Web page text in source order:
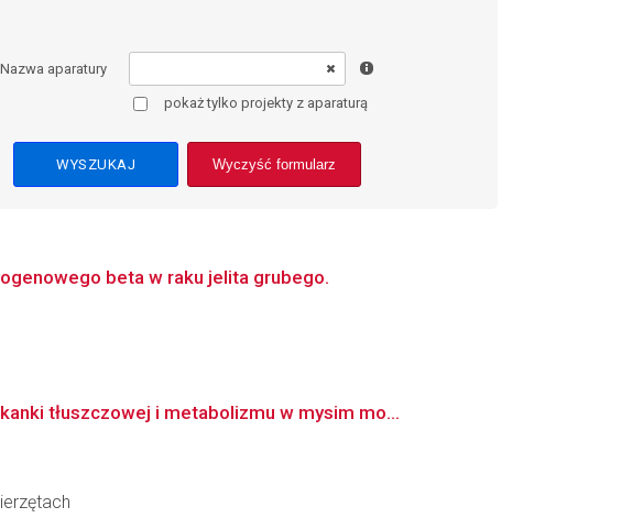
Nazwa aparatury
pokaż tylko projekty z aparaturą
Wyczyść formularz
beta w raku jelita grubego.
tłuszczowej i metabolizmu w mysim mo...